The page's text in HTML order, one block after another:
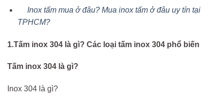
Inox tấm mua ở đâu? Mua inox tấm ở đâu uy tín tại
TPHCM?
1.Tấm inox 304 là gì? Các loại tấm inox 304 phổ biến
Tấm inox 304 là gì?
Inox 304 là gì?